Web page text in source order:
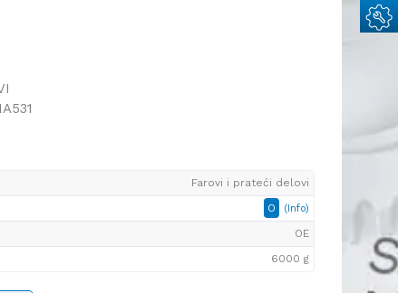
Farovi i prateći delovi
O (Info)
OE
6000 g